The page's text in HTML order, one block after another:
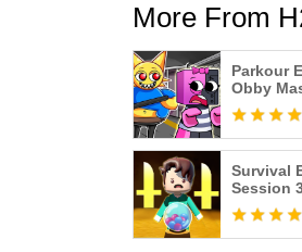
More From
Parkour
Obby
Survival
Session